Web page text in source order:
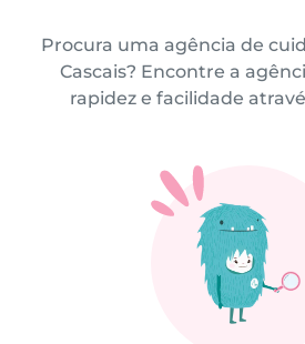
Procura uma agência de
Cascais? Encontre a
rapidez e facilidade